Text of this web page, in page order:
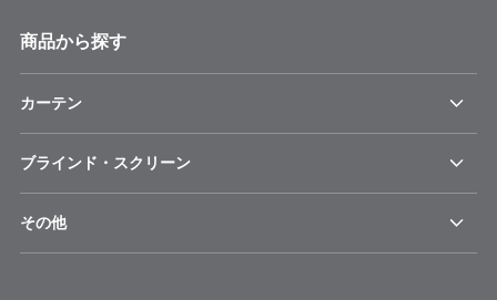
商品から探す
カーテン
ブラインド・スクリーン
その他